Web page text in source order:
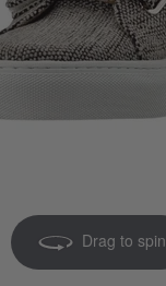
Drag to spin